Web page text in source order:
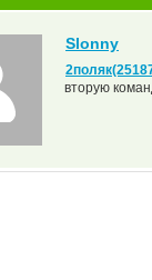
Slonny
вторую